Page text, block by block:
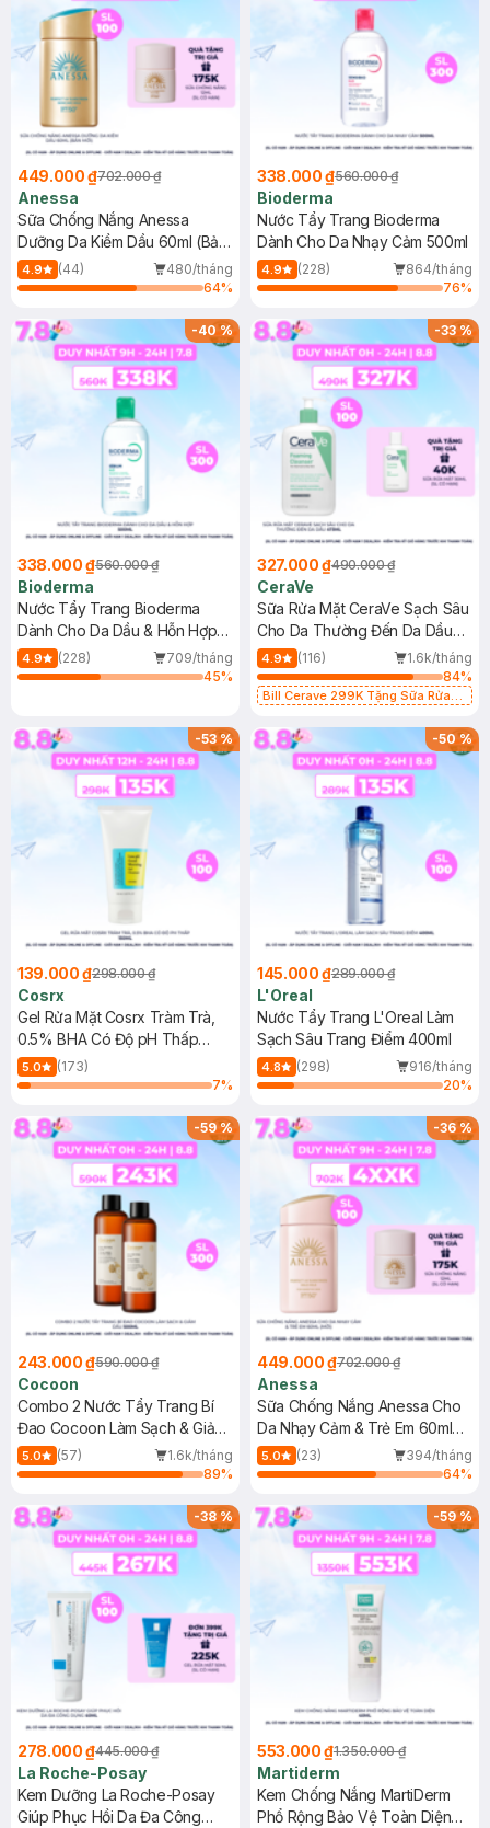
449.000 ₫702.000 ₫
Anessa
Sữa Chống Nắng Anessa
Dưỡng Da Kiềm Dầu 60ml (Bản
Mới)
4.9 (44)
480/tháng
64%
338.000 ₫560.000 ₫
Bioderma
Nước Tẩy Trang Bioderma
Dành Cho Da Nhạy Cảm 500ml
4.9 (228)
864/tháng
76%
-40%
338.000 ₫560.000 ₫
Bioderma
Nước Tẩy Trang Bioderma
Dành Cho Da Dầu & Hỗn Hợp
500ml
4.9 (228)
709/tháng
45%
-33%
327.000 ₫490.000 ₫
CeraVe
Sữa Rửa Mặt CeraVe Sạch Sâu
Cho Da Thường Đến Da Dầu
473ml
4.9 (116)
1.6k/tháng
84%
Bill Cerave 299K Tặng Sữa Rửa
-53%
139.000 ₫298.000 ₫
Cosrx
Gel Rửa Mặt Cosrx Tràm Trà,
0.5% BHA Có Độ pH Thấp
150ml
5.0
(173)
7%
-50%
145.000 ₫289.000 ₫
L'Oreal
Nước Tẩy Trang L'Oreal Làm
Sạch Sâu Trang Điểm 400ml
4.8 (298)
916/tháng
20%
-59%
243.000 ₫590.000 ₫
Cocoon
Combo 2 Nước Tẩy Trang Bí
Đao Cocoon Làm Sạch & Giảm
Dầu 500ml
5.0 (57)
1.6k/tháng
89%
-36%
449.000 ₫702.000 ₫
Anessa
Sữa Chống Nắng Anessa Cho
Da Nhạy Cảm & Trẻ Em 60ml
(Mới)
5.0 (23)
394/tháng
64%
-38%
278.000 ₫445.000 ₫
La Roche-Posay
Kem Dưỡng La Roche-Posay
Giúp Phục Hồi Da Đa Công
-59%
553.000 ₫1.350.000 ₫
Martiderm
Kem Chống Nắng MartiDerm
Phổ Rộng Bảo Vệ Toàn Diện